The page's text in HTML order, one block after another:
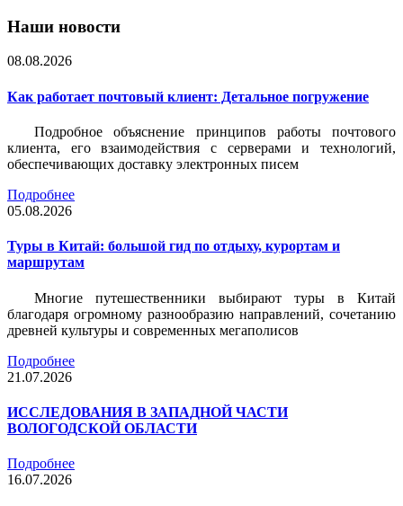
Наши новости
08.08.2026
Как работает почтовый клиент: Детальное погружение
Подробное объяснение принципов работы почтового
клиента, его взаимодействия с серверами и технологий,
обеспечивающих доставку электронных писем
Подробнее
05.08.2026
Туры в Китай: большой гид по отдыху, курортам и
маршрутам
Многие путешественники выбирают туры в Китай
благодаря огромному разнообразию направлений, сочетанию
древней культуры и современных мегаполисов
Подробнее
21.07.2026
ИССЛЕДОВАНИЯ В ЗАПАДНОЙ ЧАСТИ
ВОЛОГОДСКОЙ ОБЛАСТИ
Подробнее
16.07.2026